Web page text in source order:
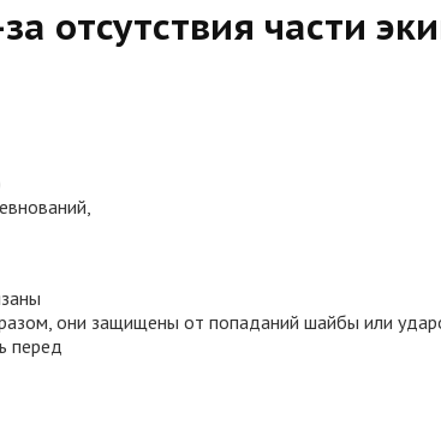
отсутствия части
они защищены от попаданий шайбы или
перед